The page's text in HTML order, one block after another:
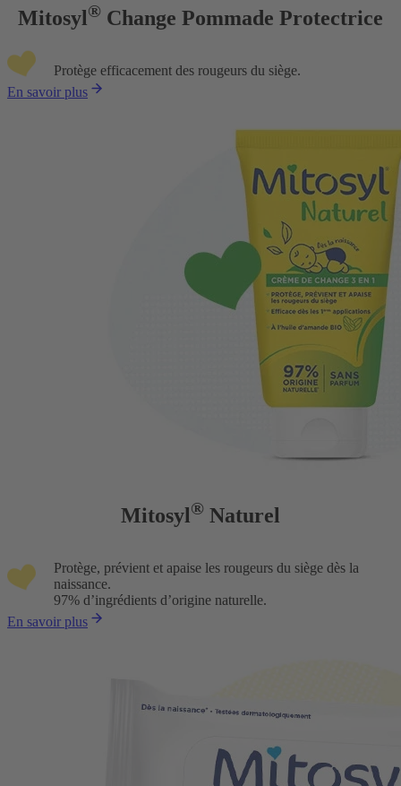
Mitosyl® Change Pommade Protectrice
Protège efficacement des rougeurs du siège.
En savoir plus
Mitosyl® Naturel
Protège, prévient et apaise les rougeurs du siège dès la
naissance.
97% d’ingrédients d’origine naturelle.
En savoir plus